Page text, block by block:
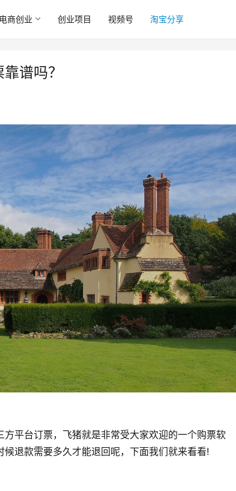
电商创业 创业项目 视频号 淘宝分享
谱吗？
平台订票，飞猪就是非常受大家欢迎的一个购票软
退款需要多久才能退回呢，下面我们就来看看!